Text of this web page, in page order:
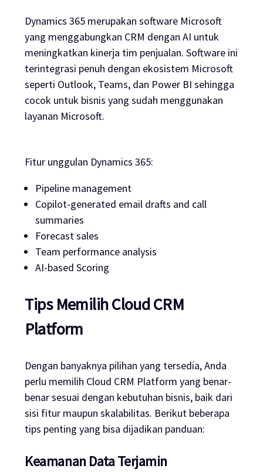
Dynamics 365 merupakan software Microsoft
yang menggabungkan CRM dengan AI untuk
meningkatkan kinerja tim penjualan. Software ini
terintegrasi penuh dengan ekosistem Microsoft
seperti Outlook, Teams, dan Power BI sehingga
cocok untuk bisnis yang sudah menggunakan
layanan Microsoft.
Fitur unggulan Dynamics 365:
Pipeline management
Copilot-generated email drafts and call
summaries
Forecast sales
Team performance analysis
AI-based Scoring
Tips Memilih Cloud CRM
Platform
Dengan banyaknya pilihan yang tersedia, Anda
perlu memilih Cloud CRM Platform yang benar-
benar sesuai dengan kebutuhan bisnis, baik dari
sisi fitur maupun skalabilitas. Berikut beberapa
tips penting yang bisa dijadikan panduan:
Keamanan Data Terjamin